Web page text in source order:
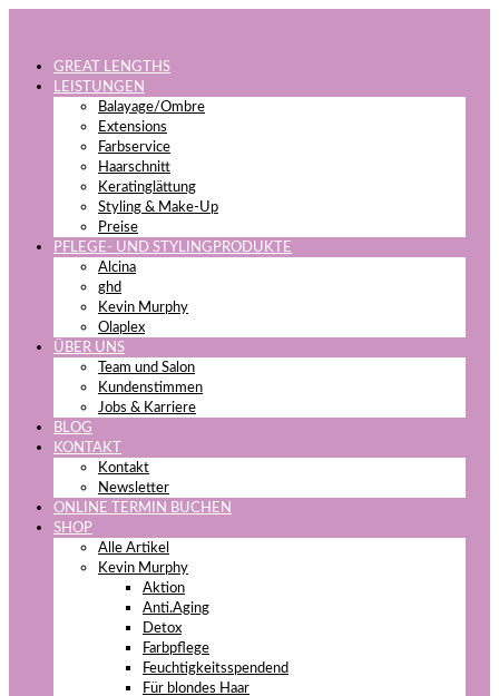
GREAT LENGTHS
LEISTUNGEN
Balayage/Ombre
Extensions
Farbservice
Haarschnitt
Keratinglättung
Styling & Make-Up
Preise
PFLEGE- UND STYLINGPRODUKTE
Alcina
ghd
Kevin Murphy
Olaplex
ÜBER UNS
Team und Salon
Kundenstimmen
Jobs & Karriere
BLOG
KONTAKT
Kontakt
Newsletter
ONLINE TERMIN BUCHEN
SHOP
Alle Artikel
Kevin Murphy
Aktion
Anti.Aging
Detox
Farbpflege
Feuchtigkeitsspendend
Für blondes Haar